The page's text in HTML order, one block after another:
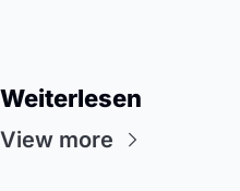
Weiterlesen
View more